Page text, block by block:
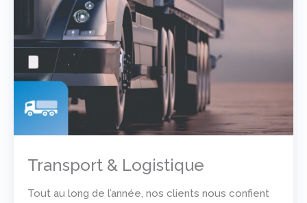
Transport & Logistique
Tout au long de l’année, nos clients nous confient